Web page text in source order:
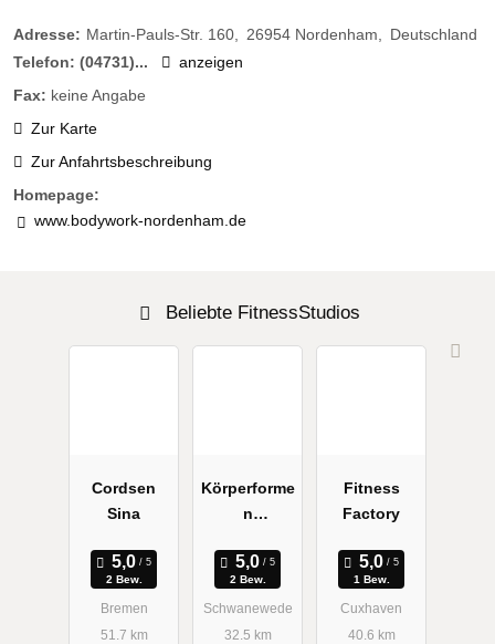
Adresse: Martin-Pauls-Str. 160 26954 Nordenham
Deutschland
Telefon: (04731)...
anzeigen
Fax: keine Angabe
Zur Karte
Zur Anfahrtsbeschreibung
Homepage:
www.bodywork-nordenham.de
Beliebte FitnessStudios
Cordsen
Sina
2 Bew.
Bremen
51.7 km
Körperforme
n
de EMS
Studio
2 Bew.
Schwanewede
32.5 km
Fitness
Factory
1 Bew.
Cuxhaven
40.6 km